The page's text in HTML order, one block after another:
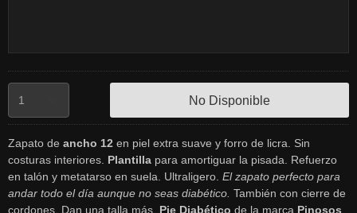
No Disponible
Zapato de ancho 12 en piel extra suave y forro de licra. Sin
costuras interiores. Plantilla para amortiguar la pisada. Refuerzo
en talón y metatarso en suela. Ultraligero. El zapato perfecto para
andar todo el día aunque no seas diabético. También con cierre de
cordones. Dan una talla más. Pie Diabético de la marca Pinosos.